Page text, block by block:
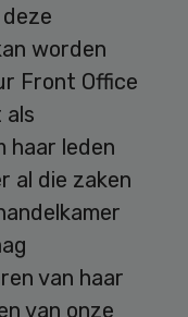
worden
Front Office
als
haar leden
al die zaken
van haar
van onze